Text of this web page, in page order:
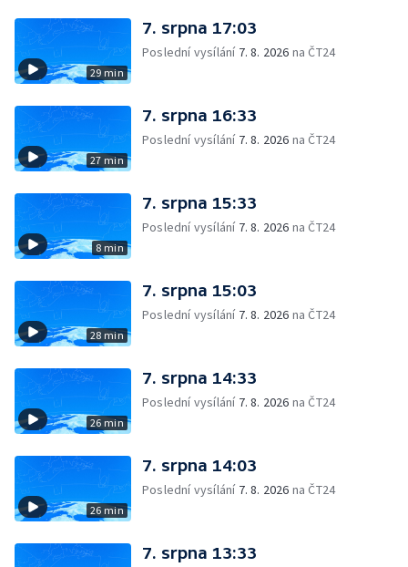
29 min
7. srpna 17:03
Poslední vysílání 7. 8. 2026 na ČT24
27 min
7. srpna 16:33
Poslední vysílání 7. 8. 2026 na ČT24
8 min
7. srpna 15:33
Poslední vysílání 7. 8. 2026 na ČT24
28 min
7. srpna 15:03
Poslední vysílání 7. 8. 2026 na ČT24
26 min
7. srpna 14:33
Poslední vysílání 7. 8. 2026 na ČT24
26 min
7. srpna 14:03
Poslední vysílání 7. 8. 2026 na ČT24
7. srpna 13:33